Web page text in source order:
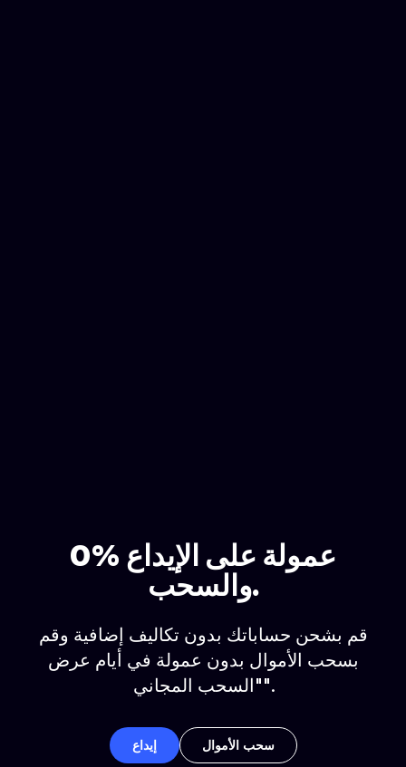
0% عمولة على الإيداع
والسحب.
قم بشحن حساباتك بدون تكاليف إضافية وقم
بسحب الأموال بدون عمولة في أيام عرض
"السحب المجاني".
إيداع سحب الأموال